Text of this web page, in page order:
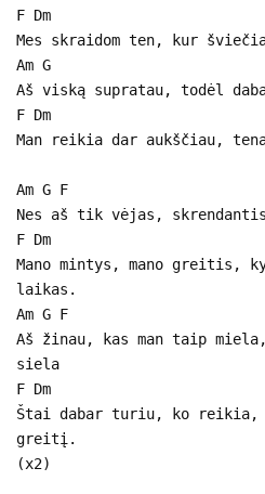
F Dm
Mes skraidom ten, kur
Am G
Aš viską supratau, todėl
F Dm
Man reikia dar aukščiau,
Am G F
Nes aš tik vėjas, skrendantis
F Dm
Mano mintys, mano greitis,
laikas.
Am G F
Aš žinau, kas man taip
siela
F Dm
Štai dabar turiu, ko reikia,
greitį.
(x2)